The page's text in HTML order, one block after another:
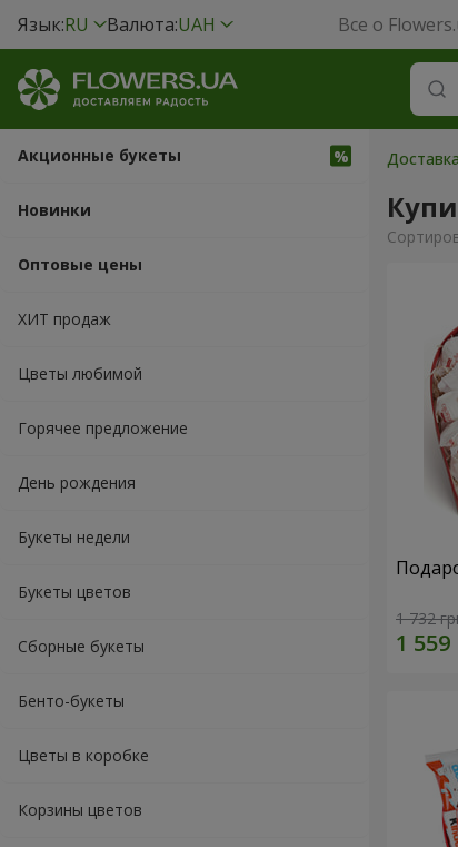
Язык:RU Валюта:UAH Все о
Акционные букеты
Новинки
Оптовые цены
ХИТ продаж
Цветы любимой
Горячее предложение
День рождения
Букеты недели
Букеты цветов
Сборные букеты
Бенто-букеты
Цветы в коробке
Корзины цветов
1 732